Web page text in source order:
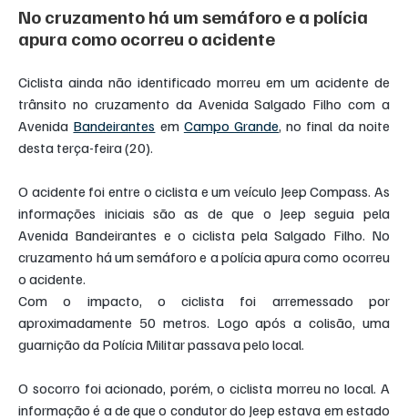
No cruzamento há um semáforo e a polícia
apura como ocorreu o acidente
Ciclista ainda não identificado morreu em um acidente de
trânsito no cruzamento da Avenida Salgado Filho com a
Avenida Bandeirantes em Campo Grande, no final da noite
desta terça-feira (20).
O acidente foi entre o ciclista e um veículo Jeep Compass. As
informações iniciais são as de que o Jeep seguia pela
Avenida Bandeirantes e o ciclista pela Salgado Filho. No
cruzamento há um semáforo e a polícia apura como ocorreu
o acidente.
Com o impacto, o ciclista foi arremessado por
aproximadamente 50 metros. Logo após a colisão, uma
guarnição da Polícia Militar passava pelo local.
O socorro foi acionado, porém, o ciclista morreu no local. A
informação é a de que o condutor do Jeep estava em estado